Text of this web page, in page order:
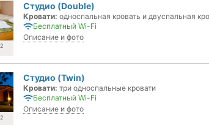
2
Студио (Double)
Кровати: односпальная кровать и двуспальная
Бесплатный Wi-Fi
Описание и фото
2
Студио (Twin)
Кровати: три односпальные кровати
Бесплатный Wi-Fi
Описание и фото